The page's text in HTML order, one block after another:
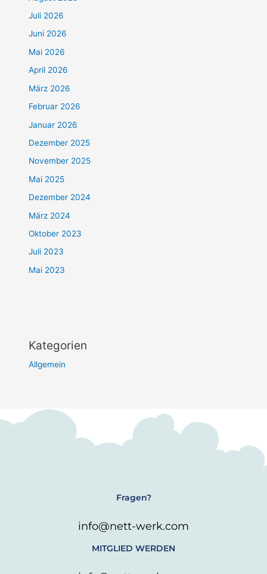
Juli 2026
Juni 2026
Mai 2026
April 2026
März 2026
Februar 2026
Januar 2026
Dezember 2025
November 2025
Mai 2025
Dezember 2024
März 2024
Oktober 2023
Juli 2023
Mai 2023
Kategorien
Allgemein
Fragen?
info@nett-werk.com
MITGLIED WERDEN